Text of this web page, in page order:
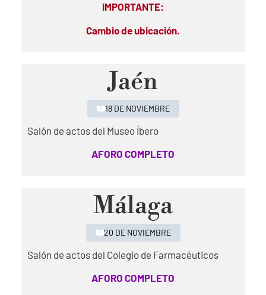
IMPORTANTE:
Cambio de ubicación.
Jaén
18 DE NOVIEMBRE
Salón de actos del Museo Íbero
AFORO COMPLETO
Málaga
20 DE NOVIEMBRE
Salón de actos del Colegio de Farmacéuticos
AFORO COMPLETO